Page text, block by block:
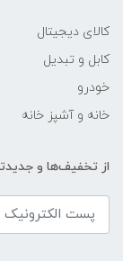
کالای دیجیتال
کابل و تبدیل
خودرو
خانه و آشپز خانه
از تخفیف‌ها و